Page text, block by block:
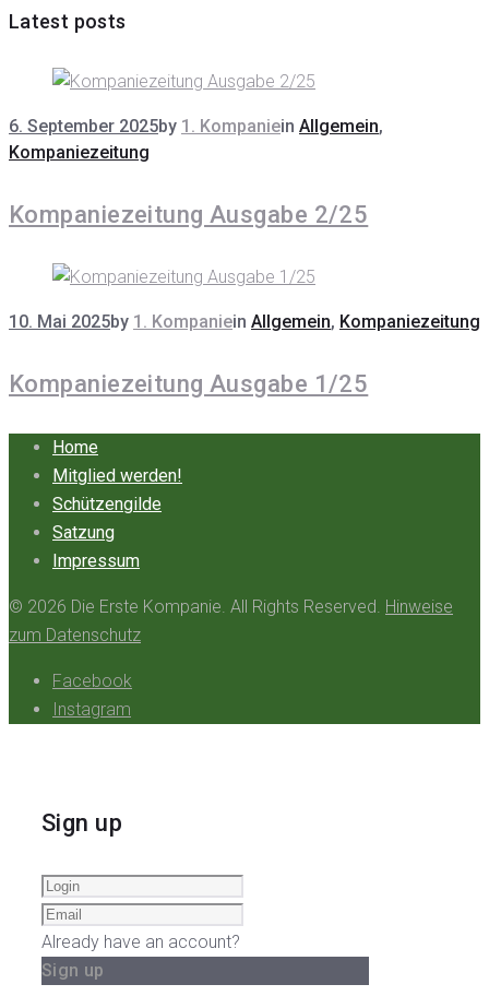
Latest posts
6. September 2025by 1. Kompaniein Allgemein,
Kompaniezeitung
Kompaniezeitung Ausgabe 2/25
10. Mai 2025by 1. Kompaniein Allgemein, Kompaniezeitung
Kompaniezeitung Ausgabe 1/25
Home
Mitglied werden!
Schützengilde
Satzung
Impressum
© 2026 Die Erste Kompanie. All Rights Reserved. Hinweise
zum Datenschutz
Facebook
Instagram
Sign up
Already have an account?
Sign up